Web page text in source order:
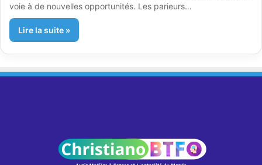
voie à de nouvelles opportunités. Les parieurs…
Lire la suite »